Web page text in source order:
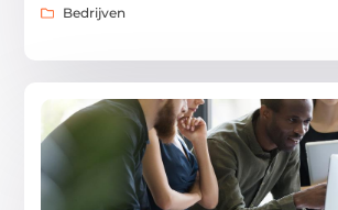
Bedrijven